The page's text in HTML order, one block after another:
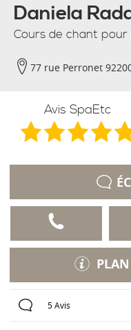
Daniela
Cours de chant pour
77 rue Perronet
Avis SpaEtc